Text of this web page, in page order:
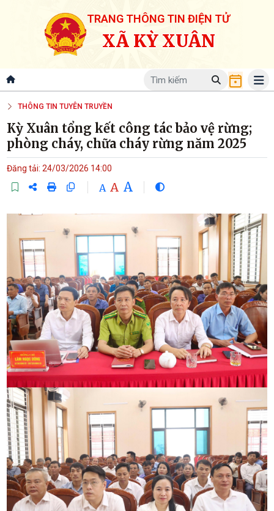
TRANG THÔNG TIN ĐIỆN TỬ
XÃ KỲ XUÂN
THÔNG TIN TUYÊN TRUYỀN
Kỳ Xuân tổng kết công tác bảo vệ rừng;
phòng cháy, chữa cháy rừng năm 2025
Đăng tải: 24/03/2026 14:00
A A A